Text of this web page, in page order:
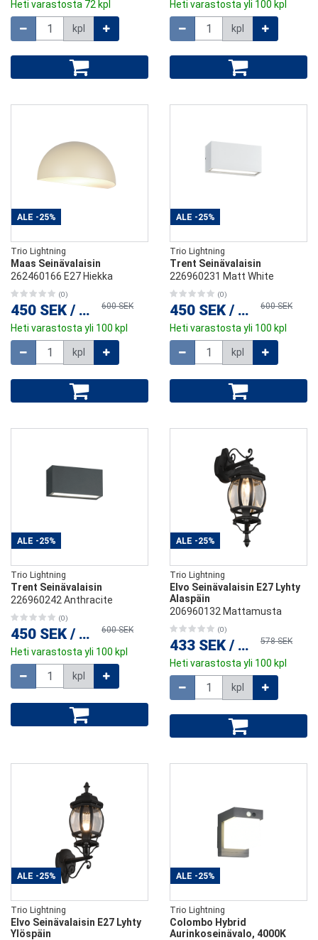
Heti varastosta 72 kpl
kpl
Heti varastosta yli 100 kpl
kpl
ALE -25%
Trio Lightning
Maas Seinävalaisin
262460166 E27 Hiekka
(0)
450 SEK / kpl 600 SEK
Heti varastosta yli 100 kpl
kpl
ALE -25%
Trio Lightning
Trent Seinävalaisin
226960231 Matt White
(0)
450 SEK / kpl 600 SEK
Heti varastosta yli 100 kpl
kpl
ALE -25%
Trio Lightning
Trent Seinävalaisin
226960242 Anthracite
(0)
450 SEK / kpl 600 SEK
Heti varastosta yli 100 kpl
kpl
ALE -25%
Trio Lightning
Elvo Seinävalaisin E27 Lyhty
Alaspäin
206960132 Mattamusta
(0)
433 SEK / kpl 578 SEK
Heti varastosta yli 100 kpl
kpl
ALE -25%
Trio Lightning
Elvo Seinävalaisin E27 Lyhty
Ylöspäin
ALE -25%
Trio Lightning
Colombo Hybrid
Aurinkoseinävalo, 4000K